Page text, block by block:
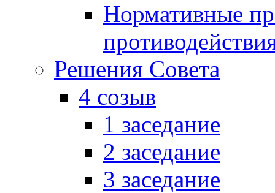
Нормативные
Решения Совета
4 созыв
1 заседание
2 заседание
3 заседание